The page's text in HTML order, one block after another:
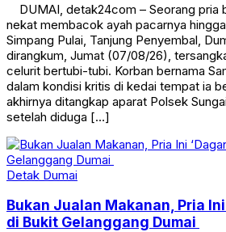
DUMAI, detak24com – Seorang pria
nekat membacok ayah pacarnya
Simpang Pulai, Tanjung Penyembal,
dirangkum, Jumat (07/08/26),
celurit bertubi-tubi. Korban bernama
dalam kondisi kritis di kedai tempat ia
akhirnya ditangkap aparat Polsek
setelah diduga […]
Detak Dumai
Bukan Jualan Makanan, Pria Ini
di Bukit Gelanggang Dumai